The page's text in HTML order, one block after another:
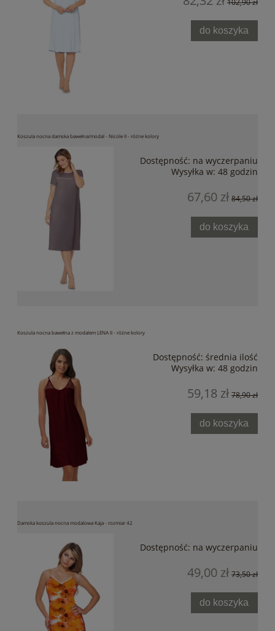
do koszyka
Koszula nocna damska bawełna/modal - Nicole II - różne kolory
Dostępność: na wyczerpaniu
Wysyłka w: 48 godzin
67,60 zł 84,50 zł
do koszyka
Koszula nocna bawełna z modalem LENA II - różne kolory
Dostępność: średnia ilość
Wysyłka w: 48 godzin
59,18 zł 78,90 zł
do koszyka
Damska koszula nocna modalowa Kaja - rozmiar 42
Dostępność: na wyczerpaniu
49,00 zł 73,50 zł
do koszyka